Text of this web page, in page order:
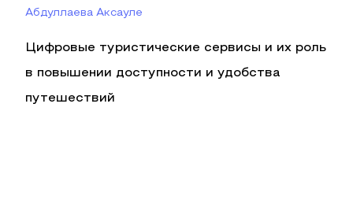
Абдуллаева Аксауле
Цифровые туристические сервисы и их роль
в повышении доступности и удобства
путешествий